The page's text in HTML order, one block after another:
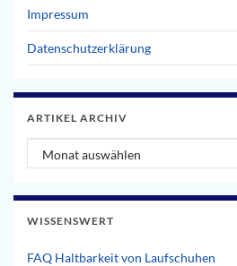
Impressum
Datenschutzerklärung
ARTIKEL ARCHIV
Artikel Archiv
WISSENSWERT
FAQ Haltbarkeit von Laufschuhen